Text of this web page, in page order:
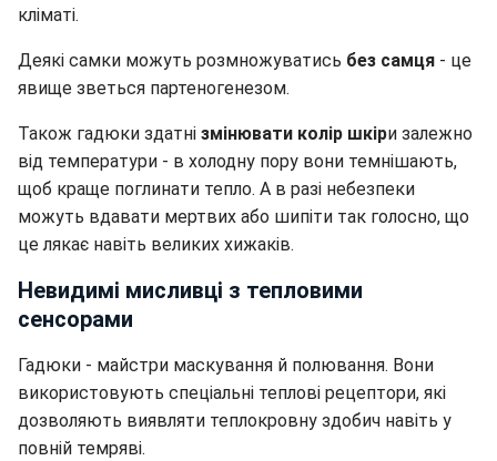
кліматі.
Деякі самки можуть розмножуватись без самця - це
явище зветься партеногенезом.
Також гадюки здатні змінювати колір шкіри залежно
від температури - в холодну пору вони темнішають,
щоб краще поглинати тепло. А в разі небезпеки
можуть вдавати мертвих або шипіти так голосно, що
це лякає навіть великих хижаків.
Невидимі мисливці з тепловими
сенсорами
Гадюки - майстри маскування й полювання. Вони
використовують спеціальні теплові рецептори, які
дозволяють виявляти теплокровну здобич навіть у
повній темряві.